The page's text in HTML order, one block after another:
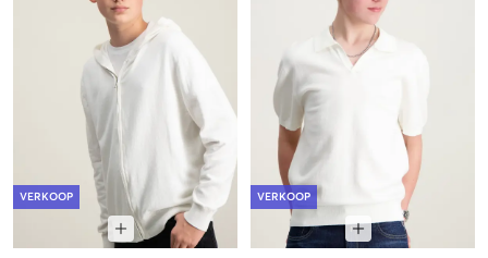
VERKOOP VERKOOP